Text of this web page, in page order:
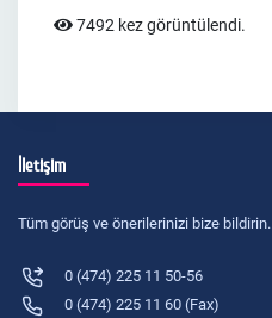
7492 kez görüntülendi.
İletişim
Tüm görüş ve önerilerinizi bize bildirin.
0 (474) 225 11 50-56
0 (474) 225 11 60 (Fax)